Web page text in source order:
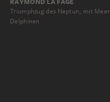
Triumphzug des Neptun, mit
Delphinen